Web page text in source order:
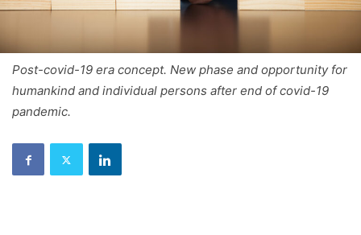
Post-covid-19 era concept. New phase and opportunity for
humankind and individual persons after end of covid-19
pandemic.